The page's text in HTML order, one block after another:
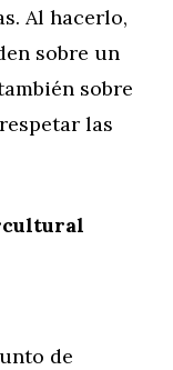
Al hacerlo,
sobre un
sobre
las
de